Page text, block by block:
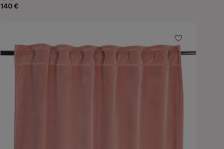
140 €